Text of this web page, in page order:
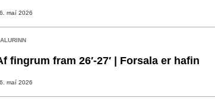
maí 2026
fingrum fram 26′-27′ | Forsala er hafin
maí 2026